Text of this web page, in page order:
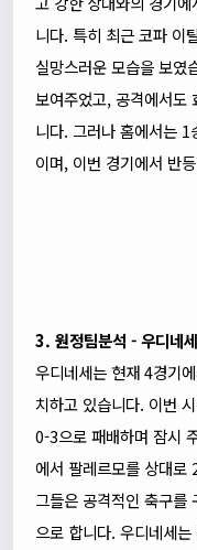
니다. 특히 최근 코파 이
실망스러운 모습을 보였
보여주었고, 공격에서도
니다. 그러나 홈에서는
이며, 이번 경기에서 반
3. 원정팀분석 - 우디네
우디네세는 현재 4경기
치하고 있습니다. 이번
0-3으로 패배하며 잠시
에서 팔레르모를 상대로
그들은 공격적인 축구를
으로 합니다. 우디네세